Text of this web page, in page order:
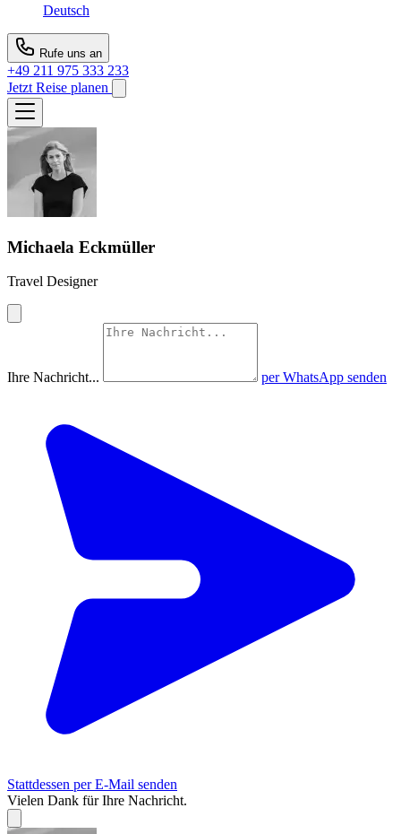
Deutsch
Rufe uns an
+49 211 975 333 233
Jetzt Reise planen
Michaela Eckmüller
Travel Designer
Ihre Nachricht... per WhatsApp senden
Stattdessen per E-Mail senden
Vielen Dank für Ihre Nachricht.